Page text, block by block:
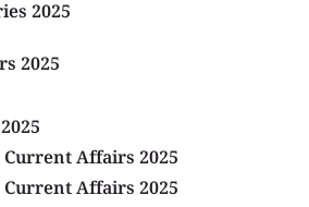
2025
2025
Current Affairs 2025
Current Affairs 2025